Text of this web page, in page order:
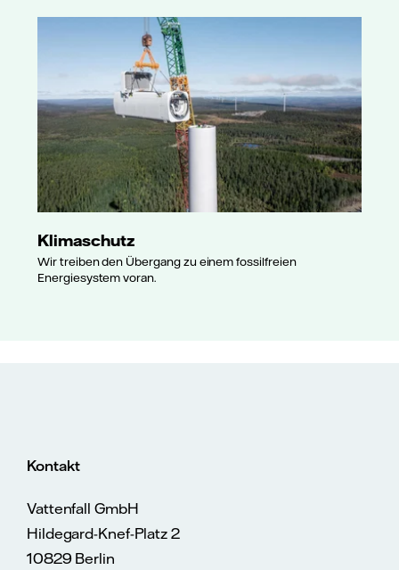
Klimaschutz
Wir treiben den Übergang zu einem fossilfreien
Energiesystem voran.
Kontakt
Vattenfall GmbH
Hildegard-Knef-Platz 2
10829 Berlin